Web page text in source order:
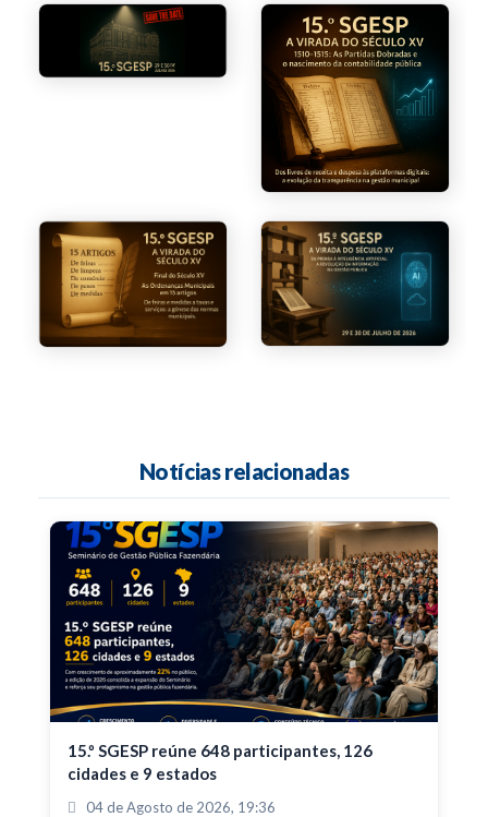
Notícias relacionadas
15.º SGESP reúne 648 participantes, 126
cidades e 9 estados
04 de Agosto de 2026, 19:36